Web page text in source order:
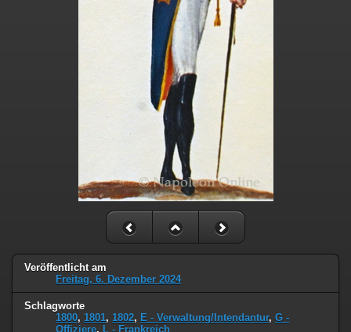
Veröffentlicht am
Freitag, 6. Dezember 2024
Schlagworte
1800, 1801, 1802, E - Verwaltung/Intendantur, G -
Offiziere, L - Frankreich